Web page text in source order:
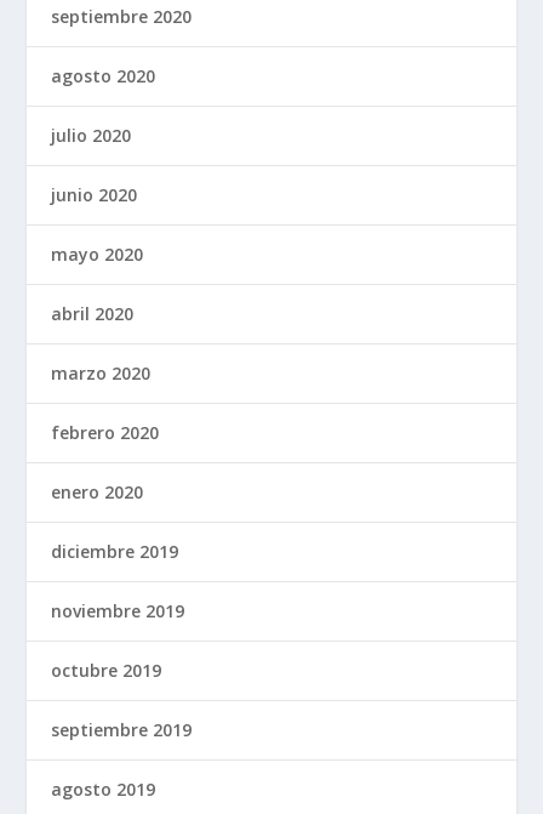
septiembre 2020
agosto 2020
julio 2020
junio 2020
mayo 2020
abril 2020
marzo 2020
febrero 2020
enero 2020
diciembre 2019
noviembre 2019
octubre 2019
septiembre 2019
agosto 2019